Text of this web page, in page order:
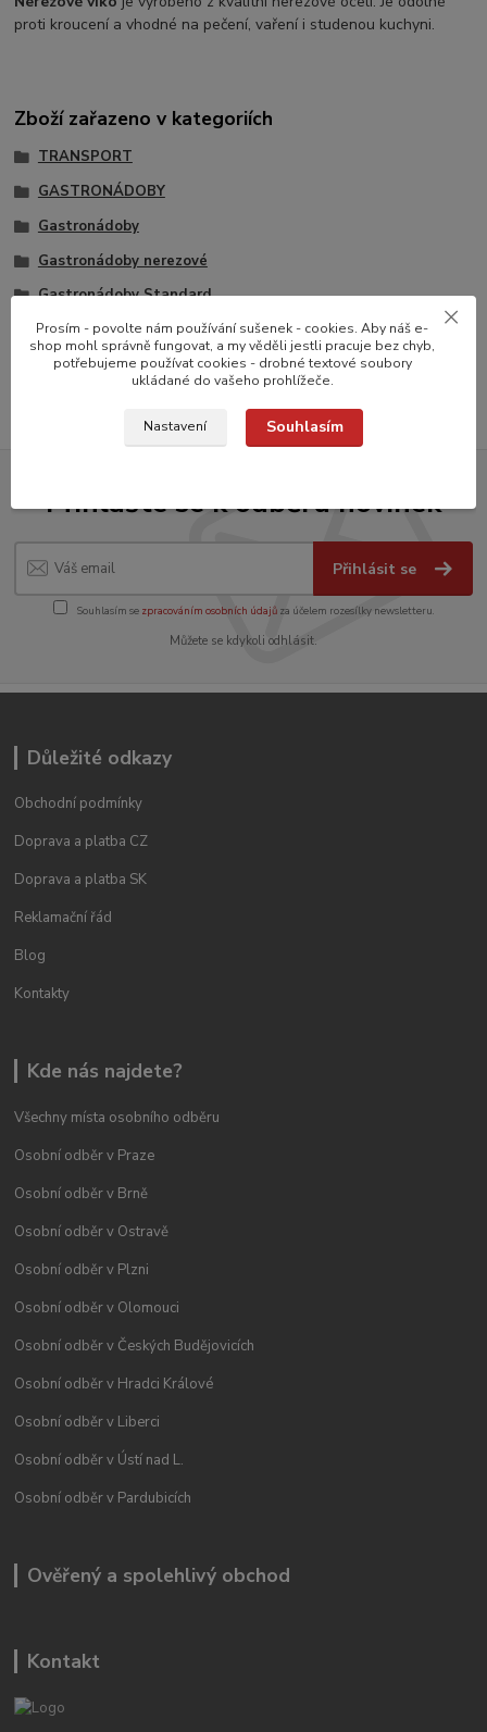
proti kroucení a vhodné na pečení, vaření i studenou kuchyni.
Zboží zařazeno v kategoriích
TRANSPORT
GASTRONÁDOBY
Gastronádoby
Gastronádoby nerezové
Gastronádoby Standard
Gastronádoby standard
Víka
Přihlašte se k odběru novinek
Přihlásit se
Souhlasím se zpracováním osobních údajůza účelem rozesílky newsletteru.
Můžete se kdykoli odhlásit.
Důležité odkazy
Obchodní podmínky
Doprava a platba CZ
Doprava a platba SK
Reklamační řád
Blog
Kontakty
Kde nás najdete?
Všechny místa osobního odběru
Osobní odběr v Praze
Osobní odběr v Brně
Osobní odběr v Ostravě
Osobní odběr v Plzni
Osobní odběr v Olomouci
Osobní odběr v Českých Budějovicích
Osobní odběr v Hradci Králové
Osobní odběr v Liberci
Osobní odběr v Ústí nad L.
Osobní odběr v Pardubicích
Ověřený a spolehlivý obchod
Kontakt
Prosím - povolte nám používání sušenek - cookies. Aby náš e-
shop mohl správně fungovat, a my věděli jestli pracuje bez chyb,
potřebujeme používat cookies - drobné textové soubory
ukládané do vašeho prohlížeče.
Nastavení Souhlasím